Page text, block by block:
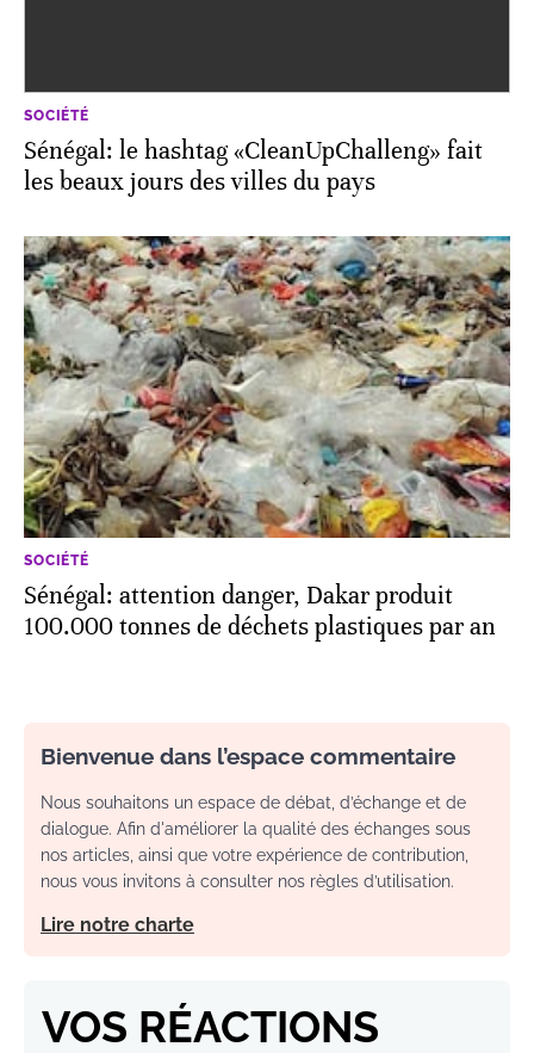
SOCIÉTÉ
Sénégal: le hashtag «CleanUpChalleng» fait
les beaux jours des villes du pays
SOCIÉTÉ
Sénégal: attention danger, Dakar produit
100.000 tonnes de déchets plastiques par an
Bienvenue dans l’espace commentaire
Nous souhaitons un espace de débat, d’échange et de
dialogue. Afin d'améliorer la qualité des échanges sous
nos articles, ainsi que votre expérience de contribution,
nous vous invitons à consulter nos règles d’utilisation.
Lire notre charte
VOS RÉACTIONS